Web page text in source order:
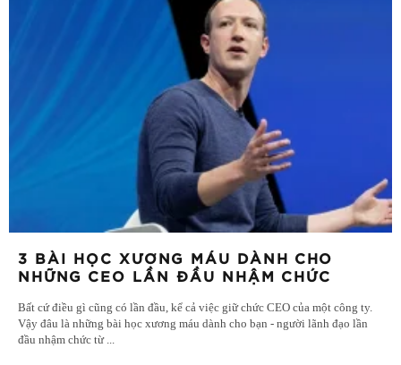
3 BÀI HỌC XƯƠNG MÁU DÀNH CHO
NHỮNG CEO LẦN ĐẦU NHẬM CHỨC
Bất cứ điều gì cũng có lần đầu, kể cả việc giữ chức CEO của một công ty.
Vậy đâu là những bài học xương máu dành cho bạn - người lãnh đạo lần
đầu nhậm chức từ ...